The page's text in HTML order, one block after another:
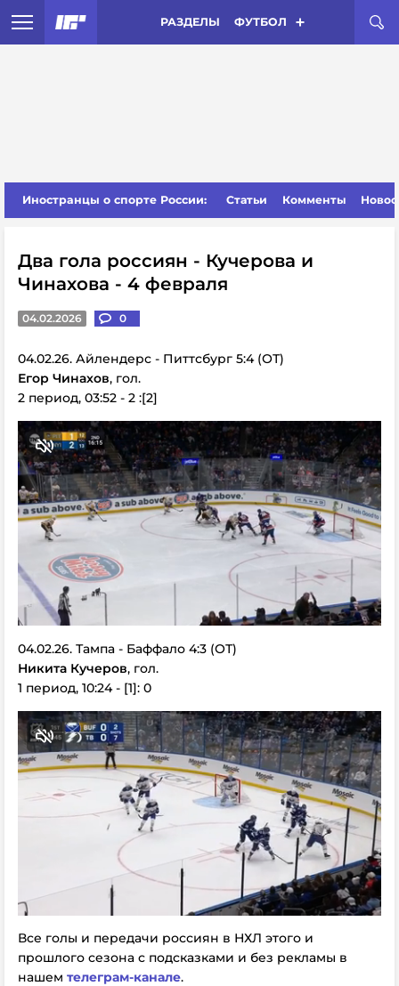
РАЗДЕЛЫ ФУТБОЛ
Иностранцы о спорте России: Статьи Комменты
Два гола россиян - Кучерова и
Чинахова - 4 февраля
04.02.2026 0
04.02.26. Айлендерс - Питтсбург 5:4 (ОТ)
Егор Чинахов, гол.
2 период, 03:52 - 2 :[2]
04.02.26. Тампа - Баффало 4:3 (ОТ)
Никита Кучеров, гол.
1 период, 10:24 - [1]: 0
Все голы и передачи россиян в НХЛ этого и
прошлого сезона с подсказками и без рекламы в
нашем телеграм-канале.